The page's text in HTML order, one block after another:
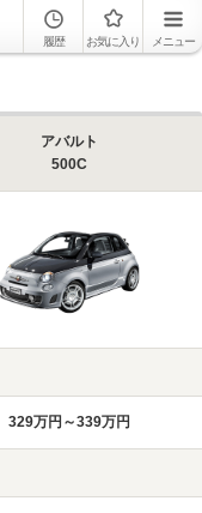
履歴 お気に入り メニュー
アバルト
500C
329万円～339万円